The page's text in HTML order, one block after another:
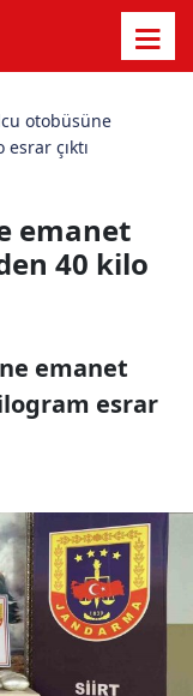
otobüsüne
çıktı
emanet
40 kilo
emanet
esrar